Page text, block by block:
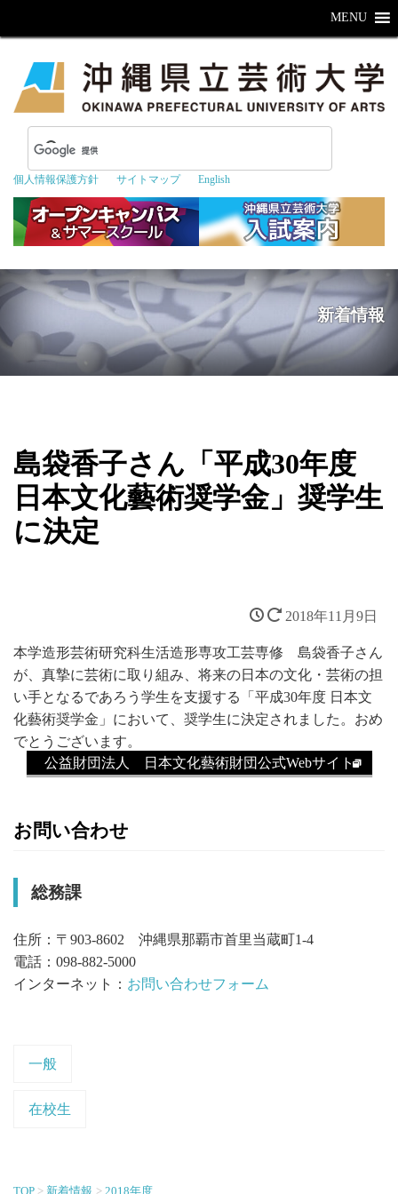
個人情報保護方針 サイトマップ English
MENU
新着情報
島袋香子さん「平成30年度
日本文化藝術奨学金」奨学生
に決定
2018年11月9日
本学造形芸術研究科生活造形専攻工芸専修 島袋香子さん
が、真摯に芸術に取り組み、将来の日本の文化・芸術の担
い手となるであろう学生を支援する「平成30年度 日本文
化藝術奨学金」において、奨学生に決定されました。おめ
でとうございます。
公益財団法人 日本文化藝術財団公式Webサイト
お問い合わせ
総務課
住所：〒903-8602 沖縄県那覇市首里当蔵町1-4
電話：098-882-5000
インターネット： お問い合わせフォーム
一般
在校生
TOP 新着情報 2018年度